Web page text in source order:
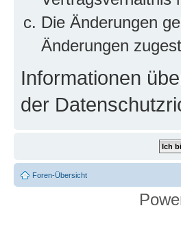
Die Änderungen
Änderungen
Informationen
der
Foren-Übersicht